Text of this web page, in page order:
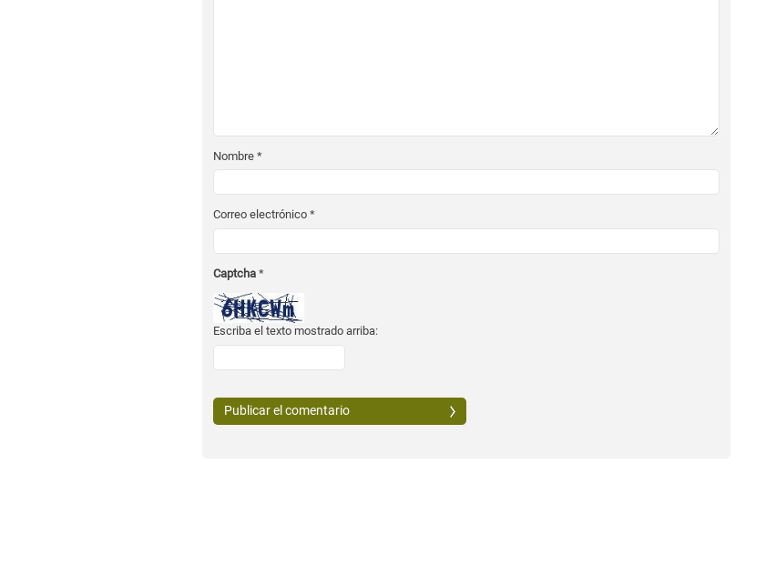
Nombre *
Correo electrónico *
Captcha *
Escriba el texto mostrado arriba: